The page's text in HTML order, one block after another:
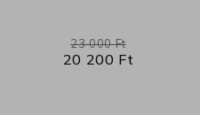
20 200 Ft
23 000 Ft